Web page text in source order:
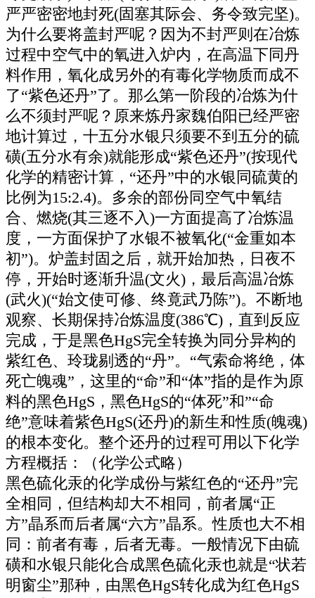
严严密密地封死(固塞其际会、务令致完坚)。
为什么要将盖封严呢？因为不封严则在冶炼
过程中空气中的氧进入炉内，在高温下同丹
料作用，氧化成另外的有毒化学物质而成不
了“紫色还丹”了。那么第一阶段的冶炼为什
么不须封严呢？原来炼丹家魏伯阳已经严密
地计算过，十五分水银只须要不到五分的硫
磺(五分水有余)就能形成“紫色还丹”(按现代
化学的精密计算，“还丹”中的水银同硫黄的
比例为15:2.4)。多余的部份同空气中氧结
合、燃烧(其三逐不入)一方面提高了冶炼温
度，一方面保护了水银不被氧化(“金重如本
初”)。炉盖封固之后，就开始加热，日夜不
停，开始时逐渐升温(文火)，最后高温冶炼
(武火)(“始文使可修、终竟武乃陈”)。不断地
观察、长期保持冶炼温度(386℃)，直到反应
完成，于是黑色HgS完全转换为同分异构的
紫红色、玲珑剔透的“丹”。“气索命将绝，体
死亡魄魂”，这里的“命”和“体”指的是作为原
料的黑色HgS，黑色HgS的“体死”和”“命
绝”意味着紫色HgS(还丹)的新生和性质(魄魂)
的根本变化。整个还丹的过程可用以下化学
方程概括：（化学公式略）
黑色硫化汞的化学成份与紫红色的“还丹”完
全相同，但结构却大不相同，前者属“正
方”晶系而后者属“六方”晶系。性质也大不相
同：前者有毒，后者无毒。一般情况下由硫
磺和水银只能化合成黑色硫化汞也就是“状若
明窗尘”那种，由黑色HgS转化成为红色HgS